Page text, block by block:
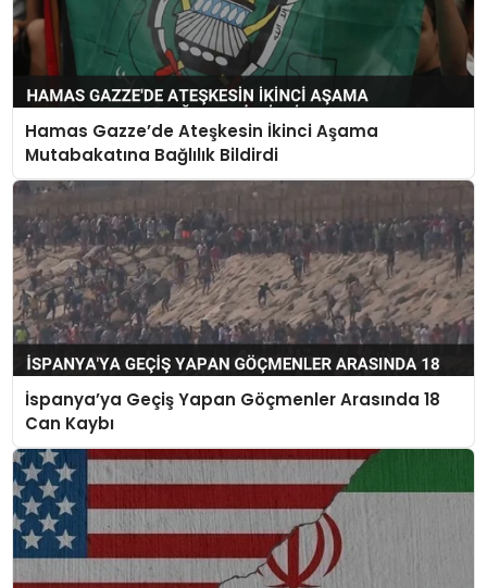
Hamas Gazze’de Ateşkesin İkinci Aşama
Mutabakatına Bağlılık Bildirdi
İspanya’ya Geçiş Yapan Göçmenler Arasında 18
Can Kaybı